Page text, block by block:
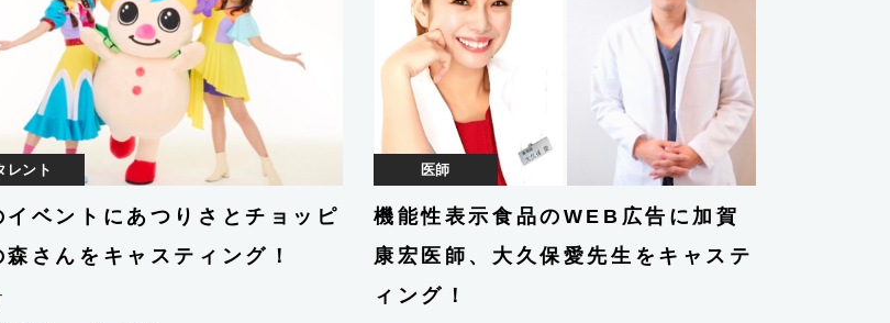
レント
イベントにあつりさとチョッピ
森さんをキャスティング！
医師
機能性表示食品のWEB広告に加賀
康宏医師、大久保愛先生をキャステ
ィング！